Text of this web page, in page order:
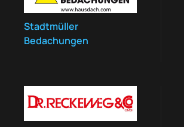
Stadtmüller
Bedachungen